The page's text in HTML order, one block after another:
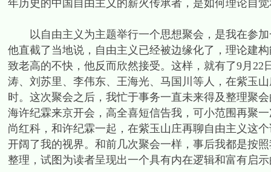
年历史的中国自由主义的薪火传承者，是如何理论自
以自由主义为主题举行一个思想聚会，是我在参加
他直截了当地说，自由主义已经被边缘化了，理论建
致老高的不快，他反而欣然接受。这样，就有了9月
涛、刘苏里、李伟东、王海光、马国川等人，在紫玉
时。这次聚会之后，我忙于事务一直未来得及整理聚
海许纪霖来京开会，高全喜短信告我，可小范围再聚
尚红科，和许纪霖一起，在紫玉山庄再聊自由主义这
开阔了我的视界。和前几次聚会一样，事后我都是按
整理，试图为读者呈现出一个具有内在逻辑和富有启